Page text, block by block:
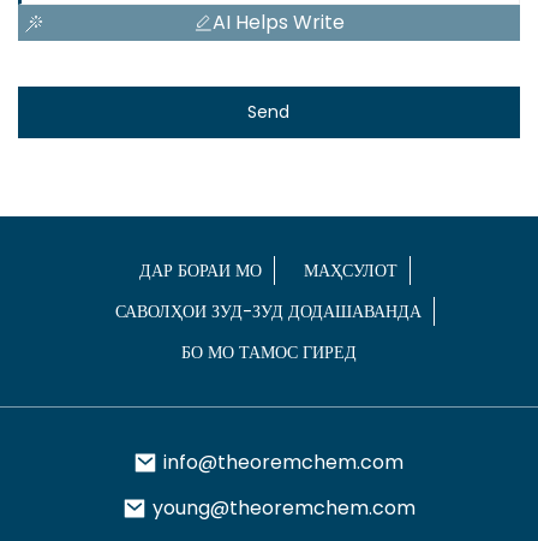
AI Helps Write
Send
ДАР БОРАИ МО
МАҲСУЛОТ
САВОЛҲОИ ЗУД-ЗУД ДОДАШАВАНДА
БО МО ТАМОС ГИРЕД
info@theoremchem.com
young@theoremchem.com